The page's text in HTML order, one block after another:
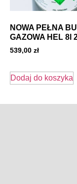
NOWA PEŁNA
GAZOWA HEL 8l
539,00 zł
Dodaj do koszyka